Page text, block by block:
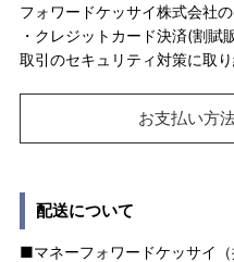
フォワードケッサイ株式会社の
・クレジットカード決済(割賦
取引のセキュリティ対策に取
お支払い方
配送について
■マネーフォワードケッサイ（